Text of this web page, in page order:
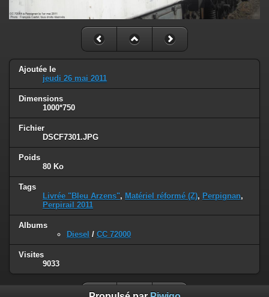
Ajoutée le
jeudi 26 mai 2011
Dimensions
1000*750
Fichier
DSCF7301.JPG
Poids
80 Ko
Tags
Livrée "Bleu Arzens", Matériel réformé (Z), Perpignan,
Perpirail 2011
Albums
Diesel / CC 72000
Visites
9033